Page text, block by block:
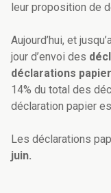
leur proposition de
Aujourd’hui, et
jour d’envoi des
déclarations
14% du total des
déclaration papier
Les déclarations
juin.